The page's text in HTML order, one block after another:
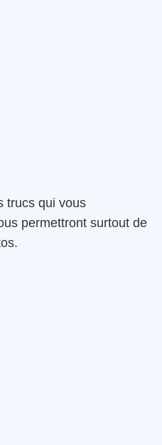
trucs qui vous
permettront surtout de